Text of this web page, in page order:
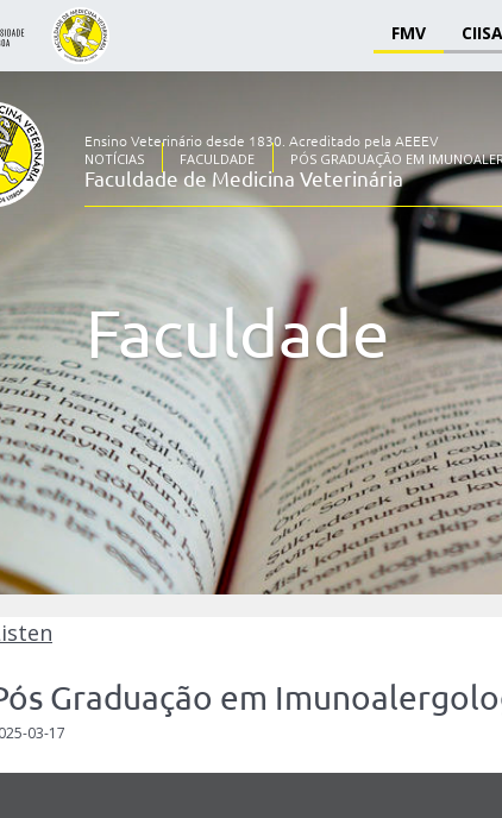
FMV CIISA
Ensino Veterinário desde 1830. Acreditado pela AEEEV
Faculdade de Medicina Veterinária
NOTÍCIAS FACULDADE PÓS GRADUAÇÃO EM
Faculdade
Graduação em
03-17